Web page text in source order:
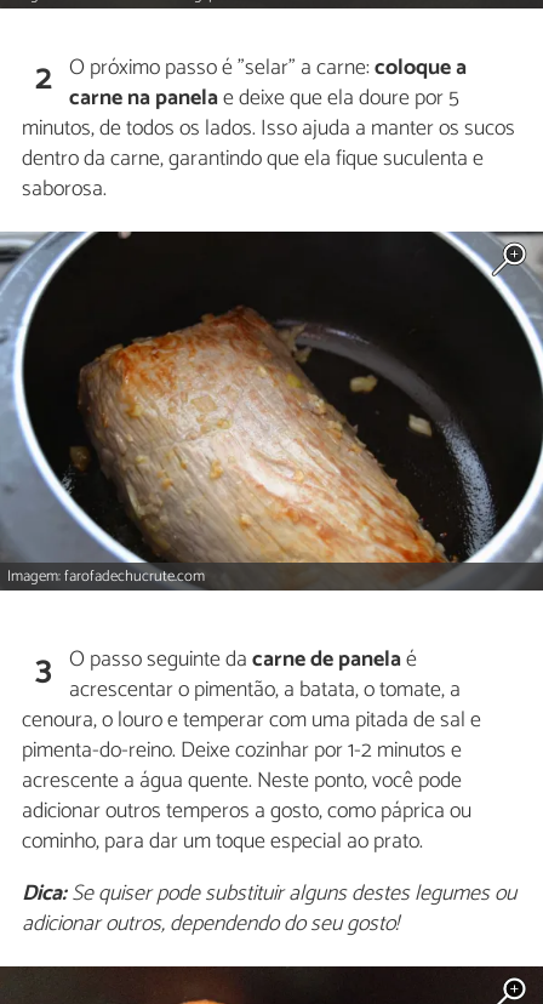
2 O próximo passo é "selar" a carne:coloque a
carne na panelae deixe que ela doure por 5
minutos, de todos os lados. Isso ajuda a manter os sucos
dentro da carne, garantindo que ela fique suculenta e
saborosa.
Imagem: farofadechucrute.com
3 O passo seguinte dacarne de panelaé
acrescentar o pimentão, a batata, o tomate, a
cenoura, o louro e temperar com uma pitada de sal e
pimenta-do-reino. Deixe cozinhar por 1-2 minutos e
acrescente a água quente. Neste ponto, você pode
adicionar outros temperos a gosto, como páprica ou
cominho, para dar um toque especial ao prato.
Dica:Se quiser pode substituir alguns destes legumes ou
adicionar outros, dependendo do seu gosto!